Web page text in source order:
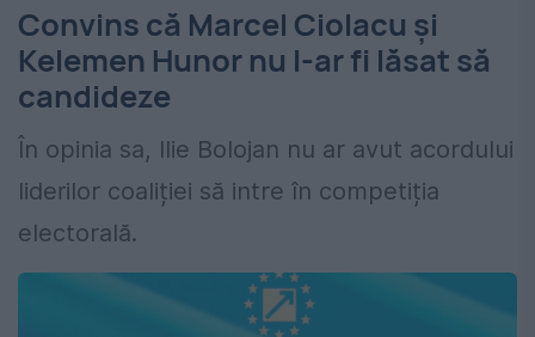
Convins că Marcel Ciolacu și
Kelemen Hunor nu l-ar fi lăsat să
candideze
În opinia sa, Ilie Bolojan nu ar avut acordului
liderilor coaliției să intre în competiția
electorală.